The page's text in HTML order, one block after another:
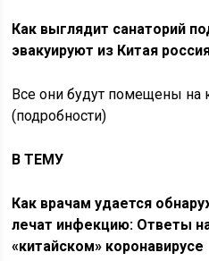
Как выглядит санаторий
эвакуируют из Китая
Все они будут помещены на
(подробности)
В ТЕМУ
Как врачам удается
лечат инфекцию: Ответы
«китайском» коронавирусе